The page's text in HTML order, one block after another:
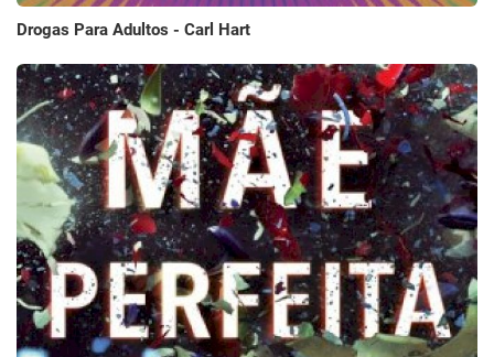
Drogas Para Adultos - Carl Hart